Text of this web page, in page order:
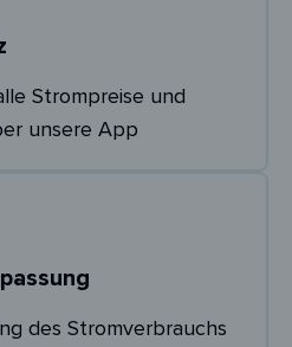
Strompreise und
unsere App
des Stromverbrauchs